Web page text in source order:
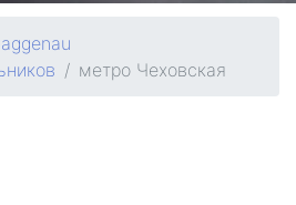
метро Чеховская